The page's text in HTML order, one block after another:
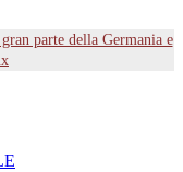
parte della Germania e